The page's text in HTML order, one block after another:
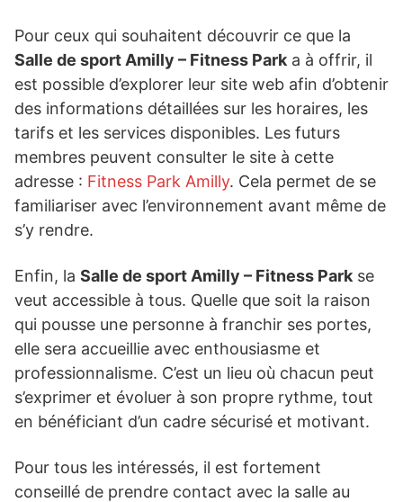
Pour ceux qui souhaitent découvrir ce que la
Salle de sport Amilly – Fitness Park a à offrir, il
est possible d’explorer leur site web afin d’obtenir
des informations détaillées sur les horaires, les
tarifs et les services disponibles. Les futurs
membres peuvent consulter le site à cette
adresse : Fitness Park Amilly. Cela permet de se
familiariser avec l’environnement avant même de
s’y rendre.
Enfin, la Salle de sport Amilly – Fitness Park se
veut accessible à tous. Quelle que soit la raison
qui pousse une personne à franchir ses portes,
elle sera accueillie avec enthousiasme et
professionnalisme. C’est un lieu où chacun peut
s’exprimer et évoluer à son propre rythme, tout
en bénéficiant d’un cadre sécurisé et motivant.
Pour tous les intéressés, il est fortement
conseillé de prendre contact avec la salle au